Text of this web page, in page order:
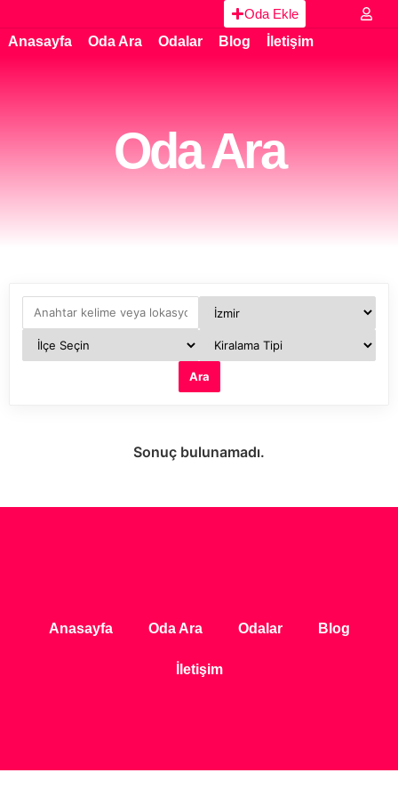
Oda Ekle
Anasayfa
Oda Ara Odalar Blog İletişim
Oda Ara
Ara
Sonuç bulunamadı.
Anasayfa Oda Ara Odalar Blog
İletişim